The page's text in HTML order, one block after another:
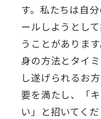
す。私たちは自
ールしようとし
うことがありま
身の方法とタイ
し遂げられるお
要を満たし、「
い」と招いてく